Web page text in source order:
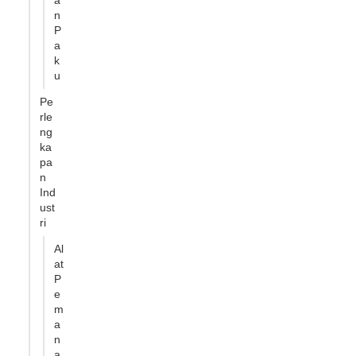
n
P
a
k
u
Pe
rle
ng
ka
pa
n
Ind
ust
ri
Al
at
P
e
m
a
n